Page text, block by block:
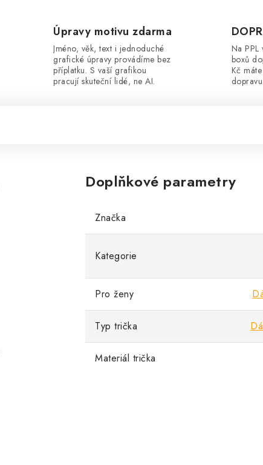
Úpravy motivu zdarma
Jméno, věk, text i jednoduché
grafické úpravy provádíme bez
příplatku. S vaší grafikou
pracují skuteční lidé, ne AI.
Na PPL
boxů
Kč
dopravu.
Doplňkové parametry
Značka
Kategorie
Pro ženy
Typ trička
Materiál trička